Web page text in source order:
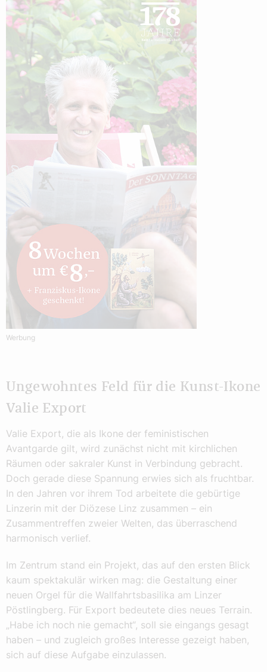
Werbung
Ungewohntes Feld für die Kunst-Ikone
Valie Export
Valie Export, die als Ikone der feministischen
Avantgarde gilt, wird zunächst nicht mit kirchlichen
Räumen oder sakraler Kunst in Verbindung gebracht.
Doch gerade diese Spannung erwies sich als fruchtbar.
In den Jahren vor ihrem Tod arbeitete die gebürtige
Linzerin mit der Diözese Linz zusammen – ein
Zusammentreffen zweier Welten, das überraschend
harmonisch verlief.
Im Zentrum stand ein Projekt, das auf den ersten Blick
kaum spektakulär wirken mag: die Gestaltung einer
neuen Orgel für die Wallfahrtsbasilika am Linzer
Pöstlingberg. Für Export bedeutete dies neues Terrain.
„Habe ich noch nie gemacht“, soll sie eingangs gesagt
haben – und zugleich großes Interesse gezeigt haben,
sich auf diese Aufgabe einzulassen.